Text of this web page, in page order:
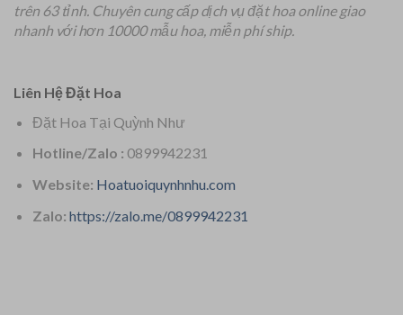
trên 63 tỉnh. Chuyên cung cấp dịch vụ đặt hoa online giao
nhanh với hơn 10000 mẫu hoa, miễn phí ship.
Liên Hệ Đặt Hoa
Đặt Hoa Tại Quỳnh Như
Hotline/Zalo : 0899942231
Website: Hoatuoiquynhnhu.com
Zalo: https://zalo.me/0899942231